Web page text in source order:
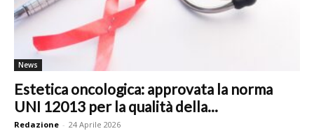
News
Estetica oncologica: approvata la norma
UNI 12013 per la qualità della...
Redazione - 24 Aprile 2026